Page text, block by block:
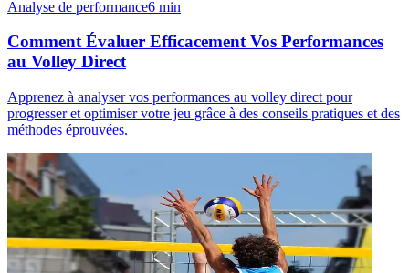
Analyse de performance6 min
Comment Évaluer Efficacement Vos Performances
au Volley Direct
Apprenez à analyser vos performances au volley direct pour
progresser et optimiser votre jeu grâce à des conseils pratiques et des
méthodes éprouvées.